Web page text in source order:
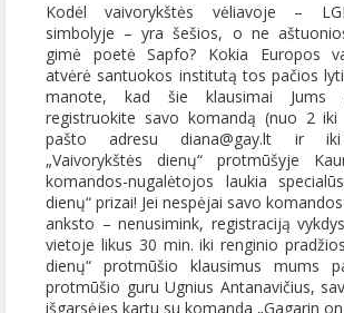
Kodėl vaivorykštės vėliavoje –
simbolyje – yra šešios, o ne
gimė poetė Sapfo? Kokia Europos
atvėrė santuokos institutą tos pačios
manote, kad šie klausimai
registruokite savo komandą (nuo 2
pašto adresu diana@gay.lt ir iki
„Vaivorykštės dienų“ protmūšyje
komandos-nugalėtojos laukia
dienų“ prizai! Jei nespėjai savo
anksto – nenusimink, registraciją
vietoje likus 30 min. iki renginio
dienų“ protmūšio klausimus mums
protmūšio guru Ugnius Antanavičius,
išgarsėjęs kartu su komanda „Gagarin